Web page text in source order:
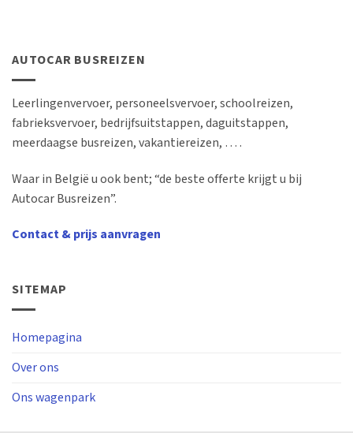
AUTOCAR BUSREIZEN
Leerlingenvervoer, personeelsvervoer, schoolreizen,
fabrieksvervoer, bedrijfsuitstappen, daguitstappen,
meerdaagse busreizen, vakantiereizen, … .
Waar in België u ook bent; “de beste offerte krijgt u bij
Autocar Busreizen”.
Contact & prijs aanvragen
SITEMAP
Homepagina
Over ons
Ons wagenpark